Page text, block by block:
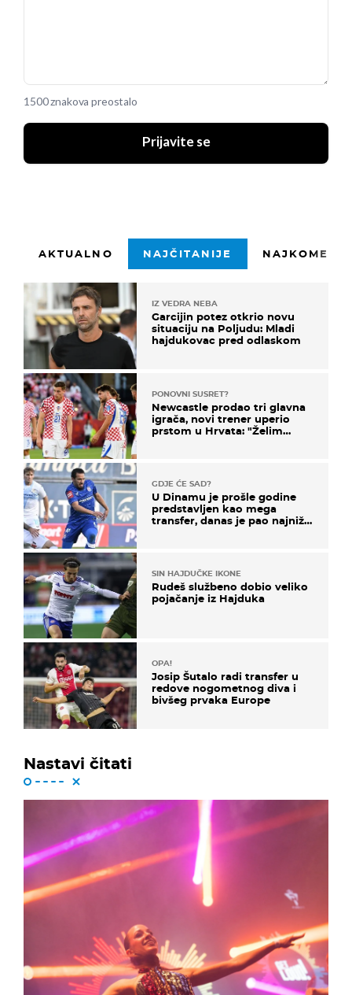
1500 znakova preostalo
Prijavite se
AKTUALNO NAJČITANIJE
IZ VEDRA NEBA
Garcijin potez otkrio novu
situaciju na Poljudu: Mladi
hajdukovac pred odlaskom
PONOVNI SUSRET?
Newcastle prodao tri glavna
igrača, novi trener uperio
prstom u Hrvata: "Želim
GDJE ĆE SAD?
U Dinamu je prošle godine
predstavljen kao mega
transfer, danas je pao najniže
SIN HAJDUČKE IKONE
Rudeš službeno dobio veliko
pojačanje iz Hajduka
OPA!
Josip Šutalo radi transfer u
redove nogometnog diva i
bivšeg prvaka Europe
Nastavi čitati